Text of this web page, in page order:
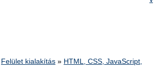
Felület kialakítás » HTML, CSS, JavaScript,